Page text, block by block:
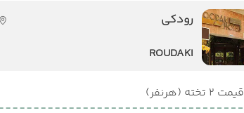
رودکی
ROUDAKI
قیمت 2 تخته (هرنفر)